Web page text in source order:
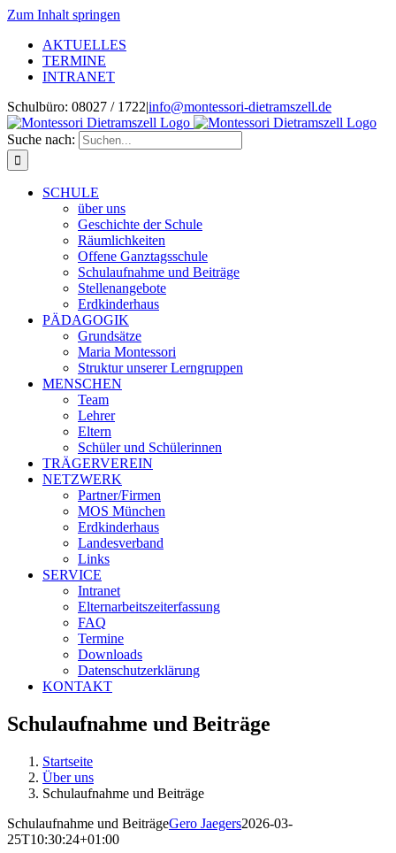
Zum Inhalt springen
AKTUELLES
TERMINE
INTRANET
Schulbüro: 08027 / 1722|info@montessori-dietramszell.de
Suche nach:
SCHULE
über uns
Geschichte der Schule
Räumlichkeiten
Offene Ganztagsschule
Schulaufnahme und Beiträge
Stellenangebote
Erdkinderhaus
PÄDAGOGIK
Grundsätze
Maria Montessori
Struktur unserer Lerngruppen
MENSCHEN
Team
Lehrer
Eltern
Schüler und Schülerinnen
TRÄGERVEREIN
NETZWERK
Partner/Firmen
MOS München
Erdkinderhaus
Landesverband
Links
SERVICE
Intranet
Elternarbeitszeiterfassung
FAQ
Termine
Downloads
Datenschutzerklärung
KONTAKT
Schulaufnahme und Beiträge
Startseite
Über uns
Schulaufnahme und Beiträge
Schulaufnahme und BeiträgeGero Jaegers2026-03-
25T10:30:24+01:00